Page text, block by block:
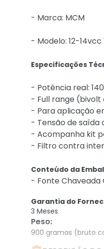
- Marca: MCM
- Modelo: 12-14vcc
Especificações
- Potência real:
- Full range
- Para aplicação
- Tensão de saída
- Acompanha kit
- Filtro contra
Conteúdo da
- Fonte Chaveada
Garantia do
3 Meses
Peso:
900 gramas (bruto